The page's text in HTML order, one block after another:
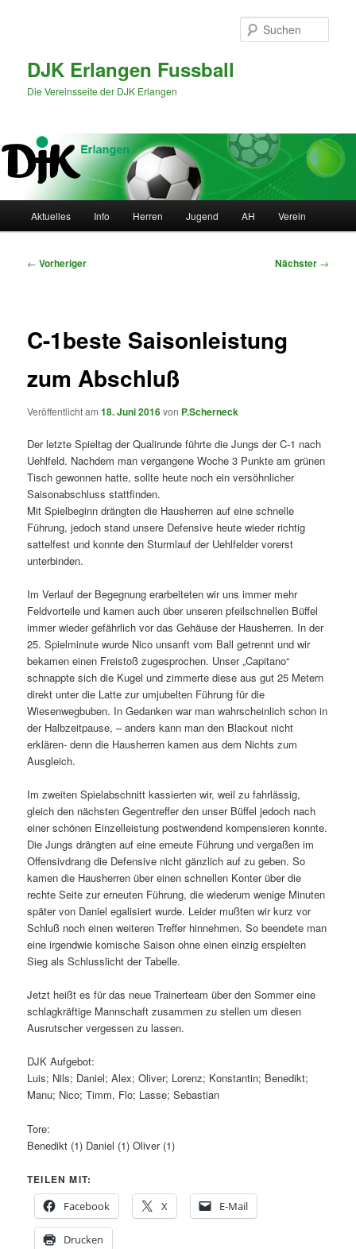
DJK Erlangen Fussball
Die Vereinsseite der DJK Erlangen
Aktuelles Info Herren Jugend AH Verein
Beitragsnavigation
← Vorheriger Nächster →
C-1beste Saisonleistung
zum Abschluß
Veröffentlicht am18. Juni 2016von P.Scherneck
Der letzte Spieltag der Qualirunde führte die Jungs der C-1 nach
Uehlfeld. Nachdem man vergangene Woche 3 Punkte am grünen
Tisch gewonnen hatte, sollte heute noch ein versöhnlicher
Saisonabschluss stattfinden.
Mit Spielbeginn drängten die Hausherren auf eine schnelle
Führung, jedoch stand unsere Defensive heute wieder richtig
sattelfest und konnte den Sturmlauf der Uehlfelder vorerst
unterbinden.
Im Verlauf der Begegnung erarbeiteten wir uns immer mehr
Feldvorteile und kamen auch über unseren pfeilschnellen Büffel
immer wieder gefährlich vor das Gehäuse der Hausherren. In der
25. Spielminute wurde Nico unsanft vom Ball getrennt und wir
bekamen einen Freistoß zugesprochen. Unser „Capitano“
schnappte sich die Kugel und zimmerte diese aus gut 25 Metern
direkt unter die Latte zur umjubelten Führung für die
Wiesenwegbuben. In Gedanken war man wahrscheinlich schon in
der Halbzeitpause, – anders kann man den Blackout nicht
erklären- denn die Hausherren kamen aus dem Nichts zum
Ausgleich.
Im zweiten Spielabschnitt kassierten wir, weil zu fahrlässig,
gleich den nächsten Gegentreffer den unser Büffel jedoch nach
einer schönen Einzelleistung postwendend kompensieren konnte.
Die Jungs drängten auf eine erneute Führung und vergaßen im
Offensivdrang die Defensive nicht gänzlich auf zu geben. So
kamen die Hausherren über einen schnellen Konter über die
rechte Seite zur erneuten Führung, die wiederum wenige Minuten
später von Daniel egalisiert wurde. Leider mußten wir kurz vor
Schluß noch einen weiteren Treffer hinnehmen. So beendete man
eine irgendwie komische Saison ohne einen einzig erspielten
Sieg als Schlusslicht der Tabelle.
Jetzt heißt es für das neue Trainerteam über den Sommer eine
schlagkräftige Mannschaft zusammen zu stellen um diesen
Ausrutscher vergessen zu lassen.
DJK Aufgebot:
Luis; Nils; Daniel; Alex; Oliver; Lorenz; Konstantin; Benedikt;
Manu; Nico; Timm, Flo; Lasse; Sebastian
Tore:
Benedikt (1) Daniel (1) Oliver (1)
TEILEN MIT:
Facebook
X E-Mail
Drucken